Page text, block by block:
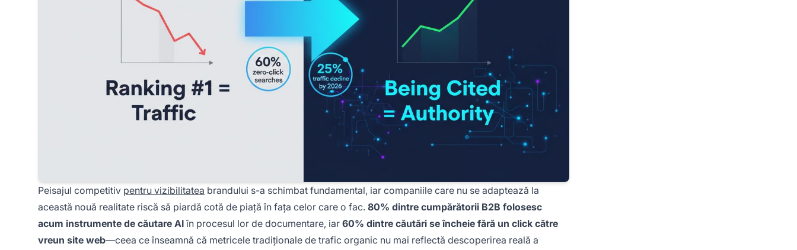
Peisajul competitiv pentru vizibilitatea brandului s-a schimbat fundamental, iar companiile care nu se adaptează la
această nouă realitate riscă să piardă cotă de piață în fața celor care o fac. 80% dintre cumpărătorii B2B folosesc
acum instrumente de căutare AIîn procesul lor de documentare, iar 60% dintre căutări se încheie fără un click către
vreun site web—ceea ce înseamnă că metricele tradiționale de trafic organic nu mai reflectă descoperirea reală a